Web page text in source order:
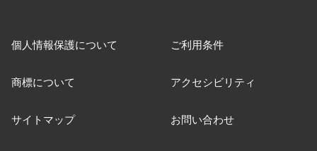
個人情報保護について ご利用条件
商標について アクセシビリティ
サイトマップ お問い合わせ